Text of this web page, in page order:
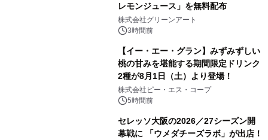
レモンジュース」を無料配布
株式会社グリーンアート
3時間前
【イー・エー・グラン】みずみずしい
桃の甘みを堪能する期間限定ドリンク
2種が8月1日（土）より登場！
株式会社ピー・エス・コープ
5時間前
セレッソ大阪の2026／27シーズン開
幕戦に 「ウメダチーズラボ」が出店！